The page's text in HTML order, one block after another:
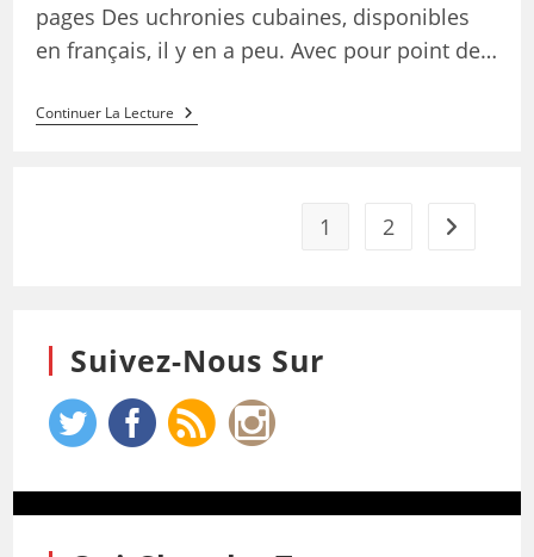
pages Des uchronies cubaines, disponibles
en français, il y en a peu. Avec pour point de…
Continuer La Lecture
1 2
Suivez-Nous Sur